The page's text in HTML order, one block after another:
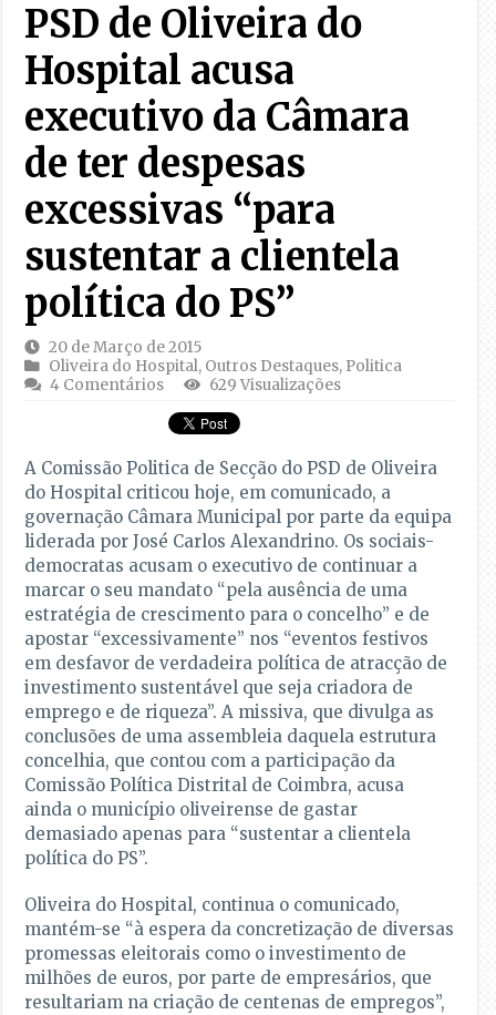
PSD de Oliveira do
Hospital acusa
executivo da Câmara
de ter despesas
excessivas “para
sustentar a clientela
política do PS”
20 de Março de 2015
Oliveira do Hospital, Outros Destaques, Politica
4 Comentários
629 Visualizações
A Comissão Politica de Secção do PSD de Oliveira
do Hospital criticou hoje, em comunicado, a
governação Câmara Municipal por parte da equipa
liderada por José Carlos Alexandrino. Os sociais-
democratas acusam o executivo de continuar a
marcar o seu mandato “pela ausência de uma
estratégia de crescimento para o concelho” e de
apostar “excessivamente” nos “eventos festivos
em desfavor de verdadeira política de atracção de
investimento sustentável que seja criadora de
emprego e de riqueza”. A missiva, que divulga as
conclusões de uma assembleia daquela estrutura
concelhia, que contou com a participação da
Comissão Política Distrital de Coimbra, acusa
ainda o município oliveirense de gastar
demasiado apenas para “sustentar a clientela
política do PS”.
Oliveira do Hospital, continua o comunicado,
mantém-se “à espera da concretização de diversas
promessas eleitorais como o investimento de
milhões de euros, por parte de empresários, que
resultariam na criação de centenas de empregos”,